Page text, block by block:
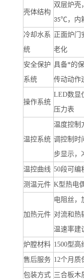
壳体结构
双层炉壳
35℃，内
冷却水系
统
正面炉门
老化
安全保护
系统
具备*的
传动动作
操作系统
LED数显
压力表
温控系统
温度控制
调控制时
步显示，
温控曲线 50段可编
测温元件 K型热电
加热元件
电阻丝，
对流和热
温速率建
炉膛材料 1500型高
售后服务 12个月质
包装方式 三合板木